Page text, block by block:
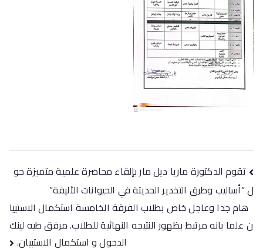
تقوم الدكتورة ماريا ديل مار بإلقاء محاضرة علمية متميزة حو
ل “أساليب وطرق التخدير الحديثة في الحيوانات الأليفة”
هام جدا وعاجل خاص بطلاب الفرقة الخامسة استكمال الاستبيا
ن علما بانه مرتبط بظهور النتيجه النهائية للطلاب. مرفق طيه لينك
الدخول و استكمال الاستبيان.